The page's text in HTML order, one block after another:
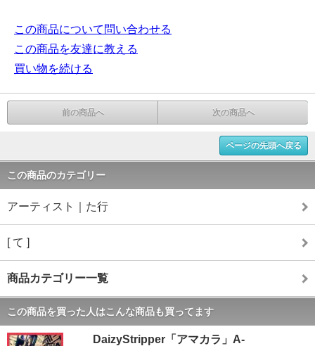
この商品について問い合わせる
この商品を友達に教える
買い物を続ける
前の商品へ 次の商品へ
ページの先頭へ戻る
この商品のカテゴリー
アーティスト｜た行
[ て ]
商品カテゴリー一覧
この商品を買った人はこんな商品も買ってます
DaizyStripper「アマカラ」A-